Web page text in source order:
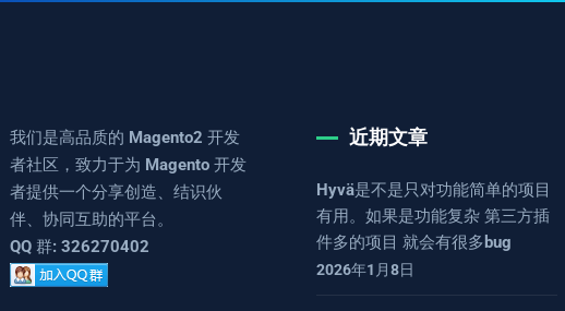
我们是高品质的 Magento2 开发
者社区，致力于为 Magento 开发
者提供一个分享创造、结识伙
伴、协同互助的平台。
QQ 群: 326270402
近期文章
Hyvä是不是只对功能简单的项目
有用。如果是功能复杂 第三方插
件多的项目 就会有很多bug
2026年1月8日